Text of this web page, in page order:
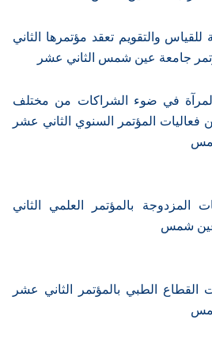
للقياس والتقويم تعقد مؤتمرها الثاني
جامعة عين شمس الثاني عشر
في ضوء الشراكات من مختلف
المؤتمر السنوي الثاني عشر
المزدوجة بالمؤتمر العلمي الثاني
شمس
الطبي بالمؤتمر الثاني عشر